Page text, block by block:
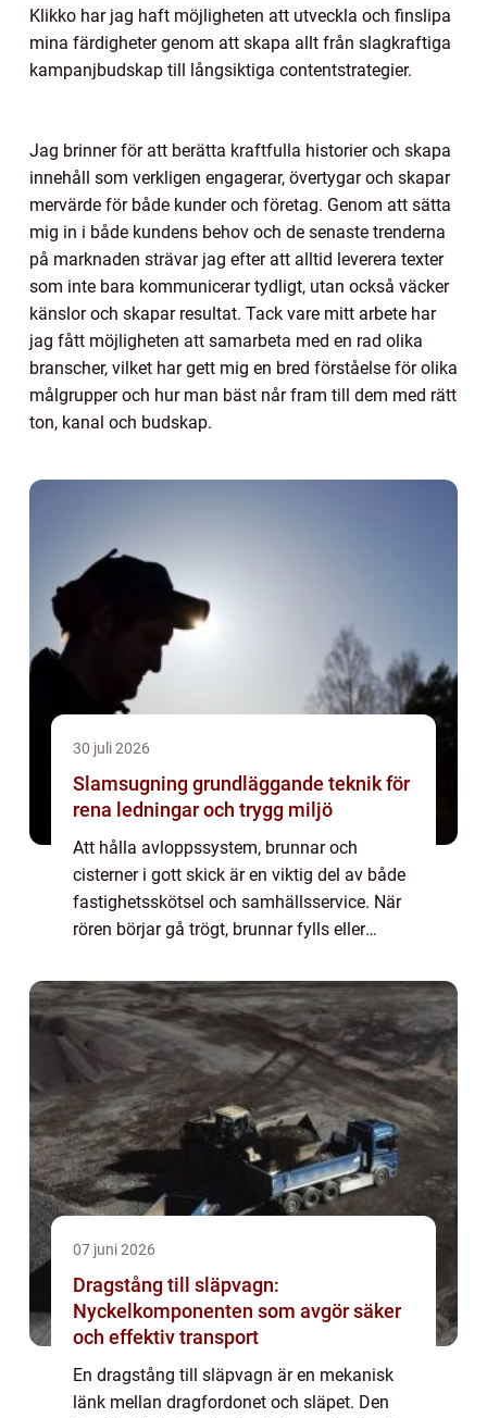
Klikko har jag haft möjligheten att utveckla och finslipa
mina färdigheter genom att skapa allt från slagkraftiga
kampanjbudskap till långsiktiga contentstrategier.
Jag brinner för att berätta kraftfulla historier och skapa
innehåll som verkligen engagerar, övertygar och skapar
mervärde för både kunder och företag. Genom att sätta
mig in i både kundens behov och de senaste trenderna
på marknaden strävar jag efter att alltid leverera texter
som inte bara kommunicerar tydligt, utan också väcker
känslor och skapar resultat. Tack vare mitt arbete har
jag fått möjligheten att samarbeta med en rad olika
branscher, vilket har gett mig en bred förståelse för olika
målgrupper och hur man bäst når fram till dem med rätt
ton, kanal och budskap.
30 juli 2026
Slamsugning grundläggande teknik för
rena ledningar och trygg miljö
Att hålla avloppssystem, brunnar och
cisterner i gott skick är en viktig del av både
fastighetsskötsel och samhällsservice. När
rören börjar gå trögt, brunnar fylls eller
den mest effektiva och skonsamma lösnin...
07 juni 2026
Dragstång till släpvagn:
Nyckelkomponenten som avgör säker
och effektiv transport
En dragstång till släpvagn är en mekanisk
länk mellan dragfordonet och släpet. Den